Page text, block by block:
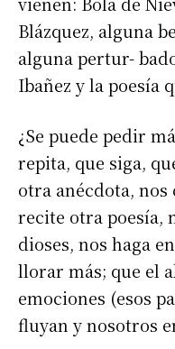
Suscribirme
Dirección de correo
Nombre
Apellidos
Número de teléfono
Blázquez, alguna
alguna pertur-
Ibañez y la poesía
¿Se puede pedir
repita, que siga,
otra anécdota,
recite otra poesía,
dioses, nos haga
llorar más; que el
emociones (esos
fluyan y nosotros